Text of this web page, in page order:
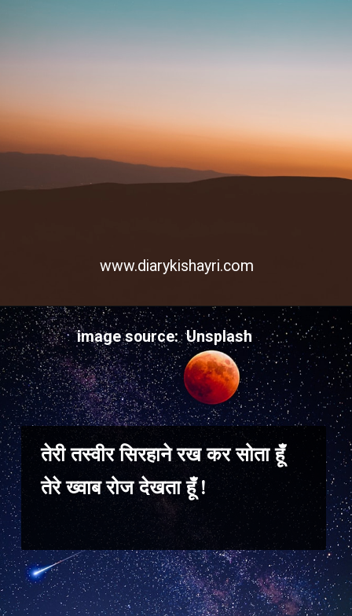
www.diarykishayri.com
तेरी तस्वीर सिरहाने रख कर सोता हूँ
तेरे ख्वाब रोज देखता हूँ !
image source: Unsplash